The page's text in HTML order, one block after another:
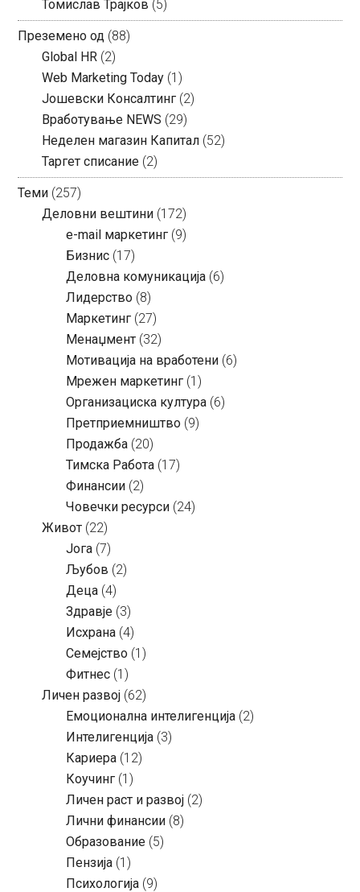
Томислав Трајков (5)
Преземено од (88)
Global HR (2)
Web Marketing Today (1)
Јошевски Консалтинг (2)
Вработување NEWS (29)
Неделен магазин Капитал (52)
Таргет списание (2)
Теми (257)
Деловни вештини (172)
e-mail маркетинг (9)
Бизнис (17)
Деловна комуникација (6)
Лидерство (8)
Маркетинг (27)
Менаџмент (32)
Мотивација на вработени (6)
Мрежен маркетинг (1)
Организациска култура (6)
Претприемништво (9)
Продажба (20)
Тимска Работа (17)
Финансии (2)
Човечки ресурси (24)
Живот (22)
Јога (7)
Љубов (2)
Деца (4)
Здравје (3)
Исхрана (4)
Семејство (1)
Фитнес (1)
Личен развој (62)
Емоционална интелигенција (2)
Интелигенција (3)
Кариера (12)
Коучинг (1)
Личен раст и развој (2)
Лични финансии (8)
Образование (5)
Пензија (1)
Психологија (9)